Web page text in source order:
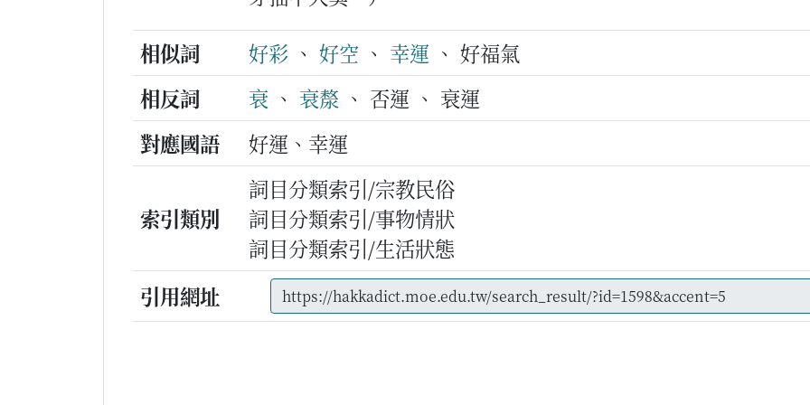
相似詞
好彩 、 好空 、 幸運 、 好福氣
相反詞
衰 、 衰漦 、 否運 、 衰運
對應國語
好運、幸運
索引類別
詞目分類索引/宗教民俗
詞目分類索引/事物情狀
詞目分類索引/生活狀態
引用網址